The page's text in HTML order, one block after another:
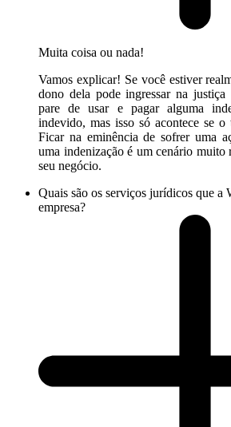
Muita coisa ou nada!
Vamos explicar! Se você estiver
dono dela pode ingressar na
pare de usar e pagar alguma
indevido, mas isso só acontece se
Ficar na eminência de sofrer uma
uma indenização é um cenário muito
seu negócio.
Quais são os serviços jurídicos que a
empresa?